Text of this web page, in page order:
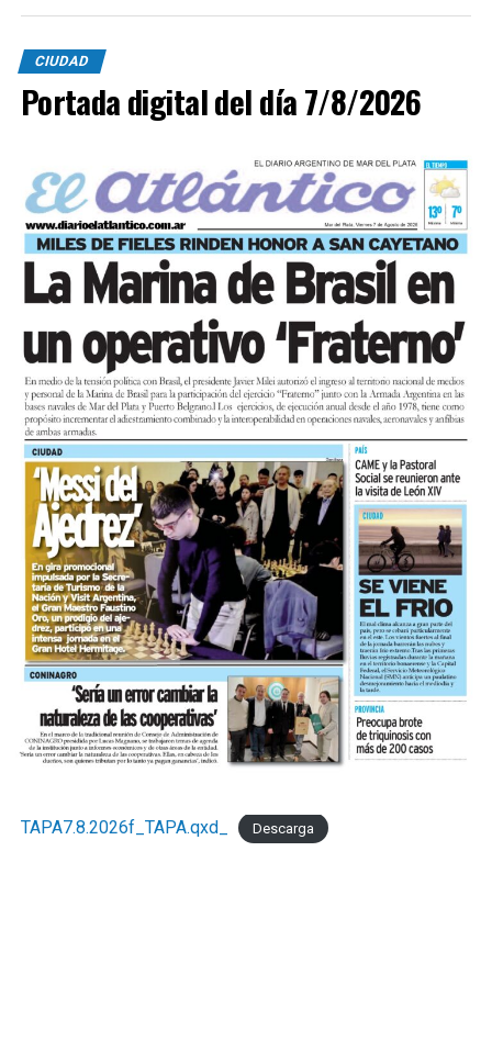
las calles del barrio. Grandes, jóvenes y niños y fieles se
sumaron al recorrido con banderas, espigas y distintas
expresiones de fe.
En paralelo, distintos gremios y organizaciones sociales
y trabajo, para visibilizar la situación de trabajadores y
desocupados.
CIUDAD
Portada digital del día 7/8/2026
TAPA7.8.2026f_TAPA.qxd_ Descarga